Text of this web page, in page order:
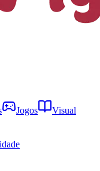
Jogos
Visual